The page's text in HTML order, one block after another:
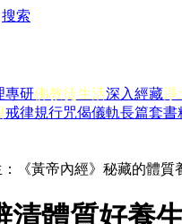
搜索
專研佛教徒生活深入經藏淨
戒律規行咒偈儀軌長篇套書
：《黃帝內經》秘藏的
清體質好養